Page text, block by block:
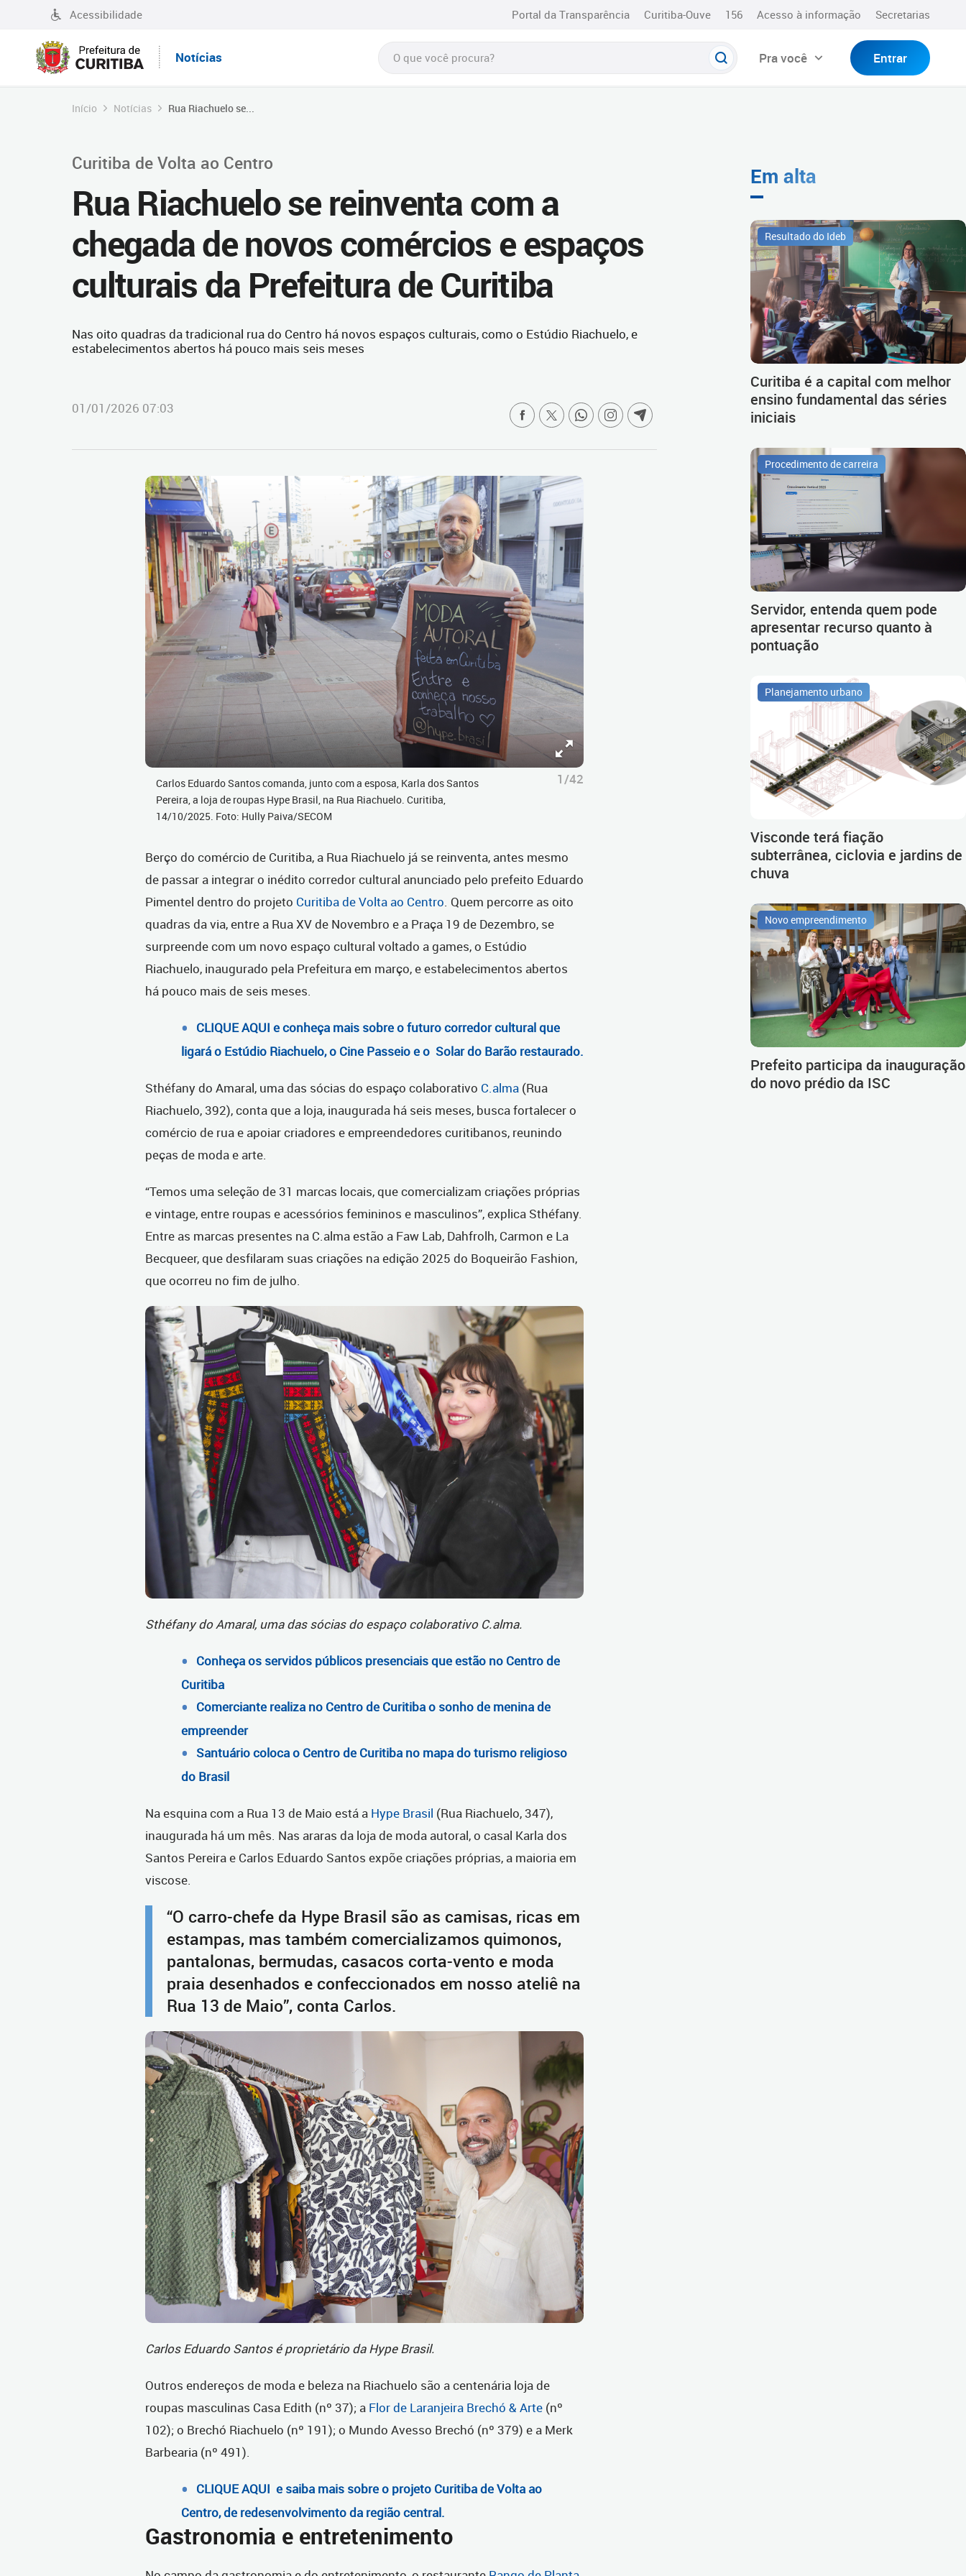
Acessibilidade Portal da Transparência Curitiba-Ouve 156 Acesso à informação Secretarias
Notícias Pra você Entrar
Início Notícias Rua Riachuelo se...
Curitiba de Volta ao Centro
Rua Riachuelo se reinventa com a
chegada de novos comércios e espaços
culturais da Prefeitura de Curitiba
Nas oito quadras da tradicional rua do Centro há novos espaços culturais, como o Estúdio Riachuelo, e
estabelecimentos abertos há pouco mais seis meses
01/01/2026 07:03
Carlos Eduardo Santos comanda, junto com a esposa, Karla dos Santos
Pereira, a loja de roupas Hype Brasil, na Rua Riachuelo. Curitiba,
14/10/2025. Foto: Hully Paiva/SECOM
1/42
Berço do comércio de Curitiba, a Rua Riachuelo já se reinventa, antes mesmo
de passar a integrar o inédito corredor cultural anunciado pelo prefeito Eduardo
Pimentel dentro do projeto Curitiba de Volta ao Centro. Quem percorre as oito
quadras da via, entre a Rua XV de Novembro e a Praça 19 de Dezembro, se
surpreende com um novo espaço cultural voltado a games, o Estúdio
Riachuelo, inaugurado pela Prefeitura em março, e estabelecimentos abertos
há pouco mais de seis meses.
CLIQUE AQUI e conheça mais sobre o futuro corredor cultural que
ligará o Estúdio Riachuelo, o Cine Passeio e o Solar do Barão restaurado.
Sthéfany do Amaral, uma das sócias do espaço colaborativo C.alma (Rua
Riachuelo, 392), conta que a loja, inaugurada há seis meses, busca fortalecer o
comércio de rua e apoiar criadores e empreendedores curitibanos, reunindo
peças de moda e arte.
“Temos uma seleção de 31 marcas locais, que comercializam criações próprias
e vintage, entre roupas e acessórios femininos e masculinos”, explica Sthéfany.
Entre as marcas presentes na C.alma estão a Faw Lab, Dahfrolh, Carmon e La
Becqueer, que desfilaram suas criações na edição 2025 do Boqueirão Fashion,
que ocorreu no fim de julho.
Sthéfany do Amaral, uma das sócias do espaço colaborativo C.alma.
Conheça os servidos públicos presenciais que estão no Centro de
Curitiba
Comerciante realiza no Centro de Curitiba o sonho de menina de
empreender
Santuário coloca o Centro de Curitiba no mapa do turismo religioso
do Brasil
Na esquina com a Rua 13 de Maio está a Hype Brasil (Rua Riachuelo, 347),
inaugurada há um mês. Nas araras da loja de moda autoral, o casal Karla dos
Santos Pereira e Carlos Eduardo Santos expõe criações próprias, a maioria em
viscose.
“O carro-chefe da Hype Brasil são as camisas, ricas em
estampas, mas também comercializamos quimonos,
pantalonas, bermudas, casacos corta-vento e moda
praia desenhados e confeccionados em nosso ateliê na
Rua 13 de Maio”, conta Carlos.
Carlos Eduardo Santos é proprietário da Hype Brasil.
Outros endereços de moda e beleza na Riachuelo são a centenária loja de
roupas masculinas Casa Edith (nº 37); a Flor de Laranjeira Brechó & Arte (nº
102); o Brechó Riachuelo (nº 191); o Mundo Avesso Brechó (nº 379) e a Merk
Barbearia (nº 491).
CLIQUE AQUI e saiba mais sobre o projeto Curitiba de Volta ao
Centro, de redesenvolvimento da região central.
Gastronomia e entretenimento
Em alta
Resultado do Ideb
Curitiba é a capital com melhor
ensino fundamental das séries
iniciais
Procedimento de carreira
Servidor, entenda quem pode
apresentar recurso quanto à
pontuação
Planejamento urbano
Visconde terá fiação
subterrânea, ciclovia e jardins de
chuva
Novo empreendimento
Prefeito participa da inauguração
do novo prédio da ISC